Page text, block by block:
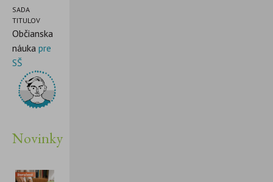
SADA
TITULOV
Občianska
náuka pre
SŠ
Novinky